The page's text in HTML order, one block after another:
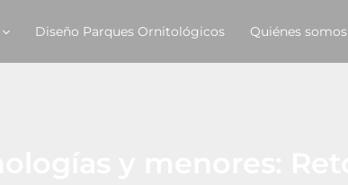
Diseño Parques Ornitológicos Quiénes somos